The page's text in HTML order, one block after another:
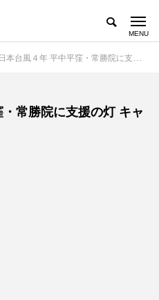
台風４年 平中平窪・常勝院に支援の灯 キャンドル・ジュンさん協力
常勝院に支援の灯 キャ